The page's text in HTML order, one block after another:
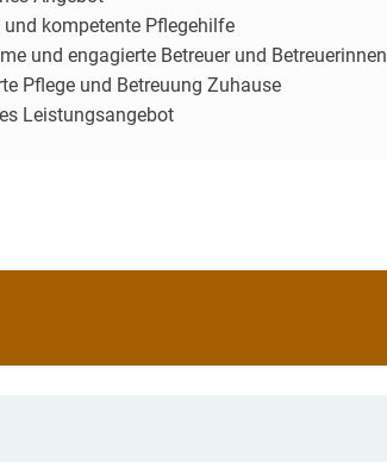
und kompetente Pflegehilfe
und engagierte Betreuer und Betreuerinnen
Pflege und Betreuung Zuhause
Leistungsangebot